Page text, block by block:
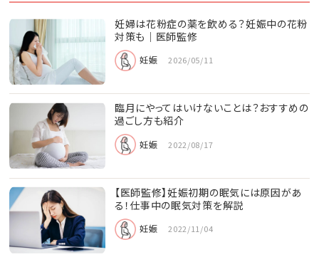
妊婦は花粉症の薬を飲める？妊娠中の花粉
対策も｜医師監修
妊娠 2026/05/11
臨月にやってはいけないことは？おすすめの
過ごし方も紹介
妊娠 2022/08/17
【医師監修】妊娠初期の眠気には原因があ
る！仕事中の眠気対策を解説
妊娠 2022/11/04